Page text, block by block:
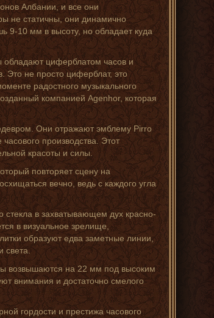
Албании, и все они
не статичны, они динамично
9-10 мм в высоту, но обладает куда
циферблатом часов и
Это не просто циферблат, это
радостного музыкального
компанией Agenhor, которая
Они отражают эмблему Pirro
производства. Этот
красоты и силы.
повторяет сцену на
вечно, ведь с каждого угла
стекла в захватывающем дух красно-
в визуальное зрелище,
образуют едва заметные линии,
света.
возвышаются на 22 мм под высоким
внимания и достаточно смелого
гордости и престижа часового